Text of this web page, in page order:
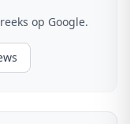
op Google.